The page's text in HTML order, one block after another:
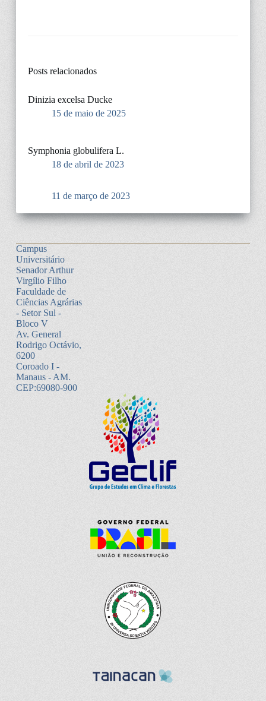
Posts relacionados
Dinizia excelsa Ducke
15 de maio de 2025
Symphonia globulifera L.
18 de abril de 2023
11 de março de 2023
Campus
Universitário
Senador Arthur
Virgílio Filho
Faculdade de
Ciências Agrárias
- Setor Sul -
Bloco V
Av. General
Rodrigo Octávio,
6200
Coroado I -
Manaus - AM.
CEP:69080-900